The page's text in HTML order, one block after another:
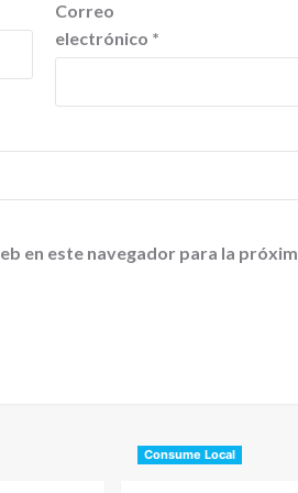
Correo
electrónico *
en este navegador para la
Consume Local